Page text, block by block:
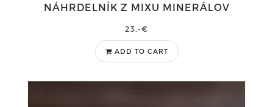
NÁHRDELNÍK Z MIXU MINERÁLOV
23,-€
ADD TO CART